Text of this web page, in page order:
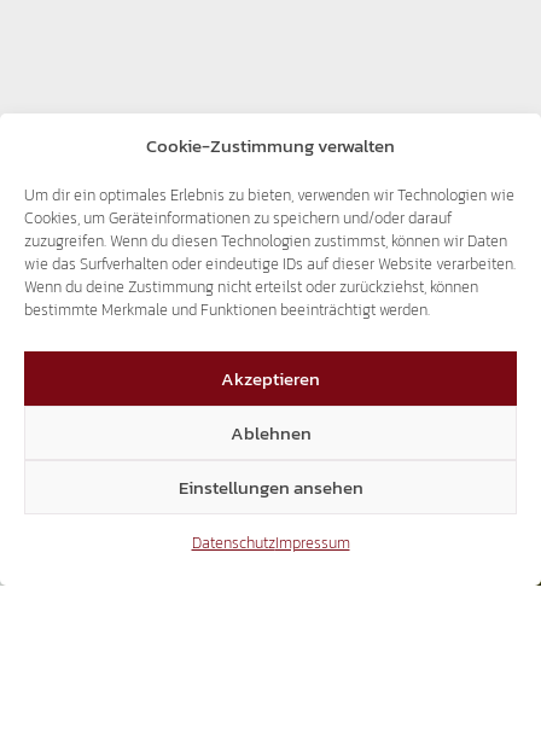
Cookie-Zustimmung verwalten
Um dir ein optimales Erlebnis zu bieten, verwenden wir Technologien wie
Cookies, um Geräteinformationen zu speichern und/oder darauf
zuzugreifen. Wenn du diesen Technologien zustimmst, können wir Daten
wie das Surfverhalten oder eindeutige IDs auf dieser Website verarbeiten.
Wenn du deine Zustimmung nicht erteilst oder zurückziehst, können
bestimmte Merkmale und Funktionen beeinträchtigt werden.
Akzeptieren
Ablehnen
Einstellungen ansehen
DatenschutzImpressum